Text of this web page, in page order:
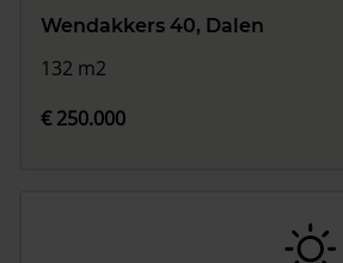
Wendakkers 40, Dalen
132 m2
€ 250.000